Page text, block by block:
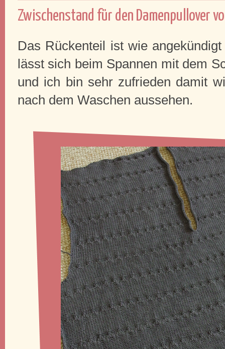
Zwischenstand für den Damenpullover
Das Rückenteil ist wie
lässt sich beim Spannen mit dem
und ich bin sehr zufrieden damit
nach dem Waschen aussehen.